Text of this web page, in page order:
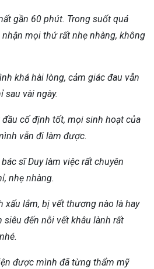
gần 60 phút. Trong suốt quá
mọi thứ rất nhẹ nhàng, không
khá hài lòng, cảm giác đau vẫn
sau vài ngày.
cố định tốt, mọi sinh hoạt của
vẫn đi làm được.
sĩ Duy làm việc rất chuyên
nhẹ nhàng.
xấu lắm, bị vết thương nào là hay
siêu đến nỗi vết khâu lành rất
được mình đã từng thẩm mỹ